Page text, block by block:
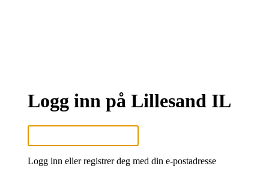
Logg inn på Lillesand IL
Logg inn eller registrer deg med din e-postadresse